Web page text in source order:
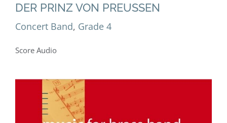
DER PRINZ VON PREUSSEN
Concert Band, Grade 4
Score Audio